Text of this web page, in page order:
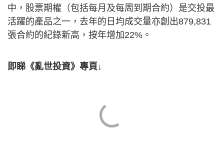
中，股票期權（包括每月及每周到期合約）是交投最
活躍的產品之一，去年的日均成交量亦創出879,831
張合約的紀錄新高，按年增加22%。
即睇《亂世投資》專頁↓